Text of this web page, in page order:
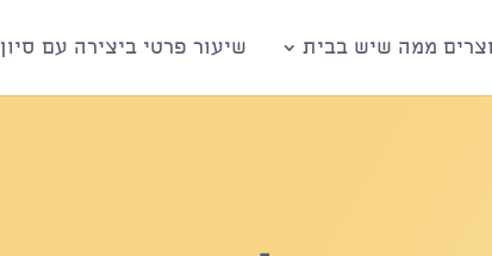
ממה שיש בבית שיעור פרטי ביצירה עם סיון